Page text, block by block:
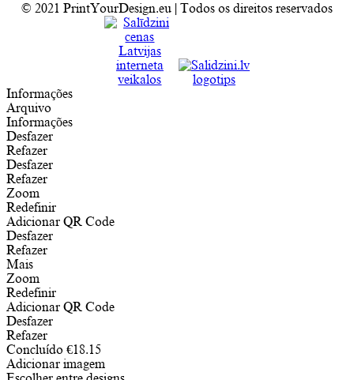
© 2021 PrintYourDesign.eu | Todos os direitos reservados
Informações
Arquivo
Informações
Desfazer
Refazer
Desfazer
Refazer
Zoom
Redefinir
Adicionar QR Code
Desfazer
Refazer
Mais
Zoom
Redefinir
Adicionar QR Code
Desfazer
Refazer
Concluído €18.15
Adicionar imagem